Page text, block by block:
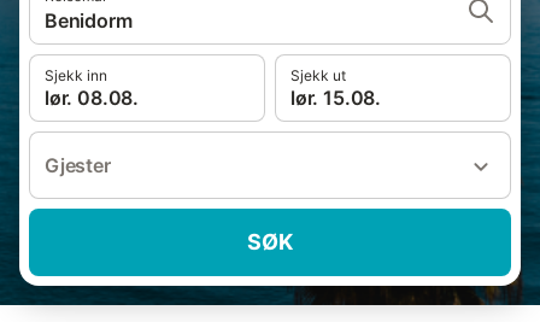
Benidorm
Sjekk inn
lør. 08.08.
Sjekk ut
lør. 15.08.
Gjester
SØK